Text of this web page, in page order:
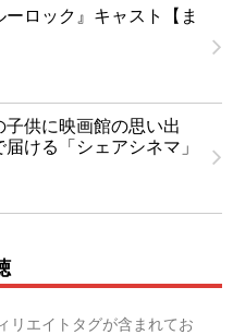
ロック』キャスト【ま
子供に映画館の思い出
ける「シェアシネマ」
リエイトタグが含まれてお